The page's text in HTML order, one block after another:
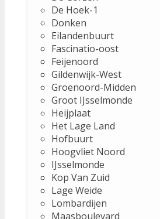
De Hoek-1
Donken
Eilandenbuurt
Fascinatio-oost
Feijenoord
Gildenwijk-West
Groenoord-Midden
Groot IJsselmonde
Heijplaat
Het Lage Land
Hofbuurt
Hoogvliet Noord
IJsselmonde
Kop Van Zuid
Lage Weide
Lombardijen
Maasboulevard